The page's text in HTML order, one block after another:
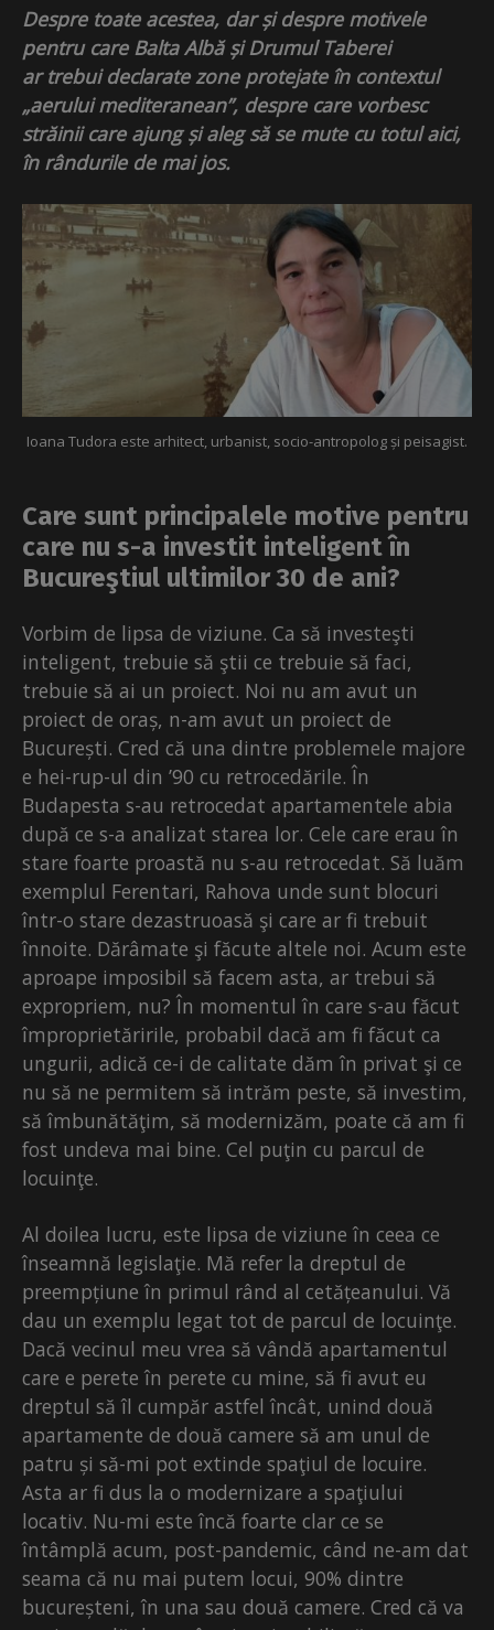
Despre toate acestea, dar și despre motivele
pentru care Balta Albă și Drumul Taberei
ar trebui declarate zone protejate în contextul
„aerului mediteranean”, despre care vorbesc
străinii care ajung și aleg să se mute cu totul aici,
în rândurile de mai jos.
Ioana Tudora este arhitect, urbanist, socio-antropolog și peisagist.
Care sunt principalele motive pentru
care nu s-a investit inteligent în
Bucureştiul ultimilor 30 de ani?
Vorbim de lipsa de viziune. Ca să investeşti
inteligent, trebuie să ştii ce trebuie să faci,
trebuie să ai un proiect. Noi nu am avut un
proiect de oraș, n-am avut un proiect de
București. Cred că una dintre problemele majore
e hei-rup-ul din ’90 cu retrocedările. În
Budapesta s-au retrocedat apartamentele abia
după ce s-a analizat starea lor. Cele care erau în
stare foarte proastă nu s-au retrocedat. Să luăm
exemplul Ferentari, Rahova unde sunt blocuri
într-o stare dezastruoasă şi care ar fi trebuit
înnoite. Dărâmate şi făcute altele noi. Acum este
aproape imposibil să facem asta, ar trebui să
expropriem, nu? În momentul în care s-au făcut
împroprietăririle, probabil dacă am fi făcut ca
ungurii, adică ce-i de calitate dăm în privat şi ce
nu să ne permitem să intrăm peste, să investim,
să îmbunătăţim, să modernizăm, poate că am fi
fost undeva mai bine. Cel puţin cu parcul de
locuinţe.
Al doilea lucru, este lipsa de viziune în ceea ce
înseamnă legislaţie. Mă refer la dreptul de
preempțiune în primul rând al cetățeanului. Vă
dau un exemplu legat tot de parcul de locuinţe.
Dacă vecinul meu vrea să vândă apartamentul
care e perete în perete cu mine, să fi avut eu
dreptul să îl cumpăr astfel încât, unind două
apartamente de două camere să am unul de
patru și să-mi pot extinde spaţiul de locuire.
Asta ar fi dus la o modernizare a spaţiului
locativ. Nu-mi este încă foarte clar ce se
întâmplă acum, post-pandemic, când ne-am dat
seama că nu mai putem locui, 90% dintre
bucureșteni, în una sau două camere. Cred că va